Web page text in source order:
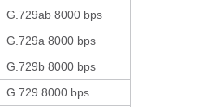
G.729ab 8000 bps
G.729a 8000 bps
G.729b 8000 bps
G.729 8000 bps